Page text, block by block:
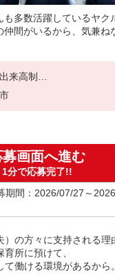
多数活躍しているヤク
間がいるから、気兼ね
来高制
務：月10万円〜
務：月8万円〜
内OK
を超えた高収入も応相談
環境に合わせて最大限
少しでも不安のある方
10万円（週5日勤務）
間/6か月間
は日当支払いあり（
：30）
上コース新導入(8:30〜
募画面へ進む
1分で応募完了!!
期間：2026/07/27～
）の方々に支持される理
所に預けて、
働ける環境があるから。